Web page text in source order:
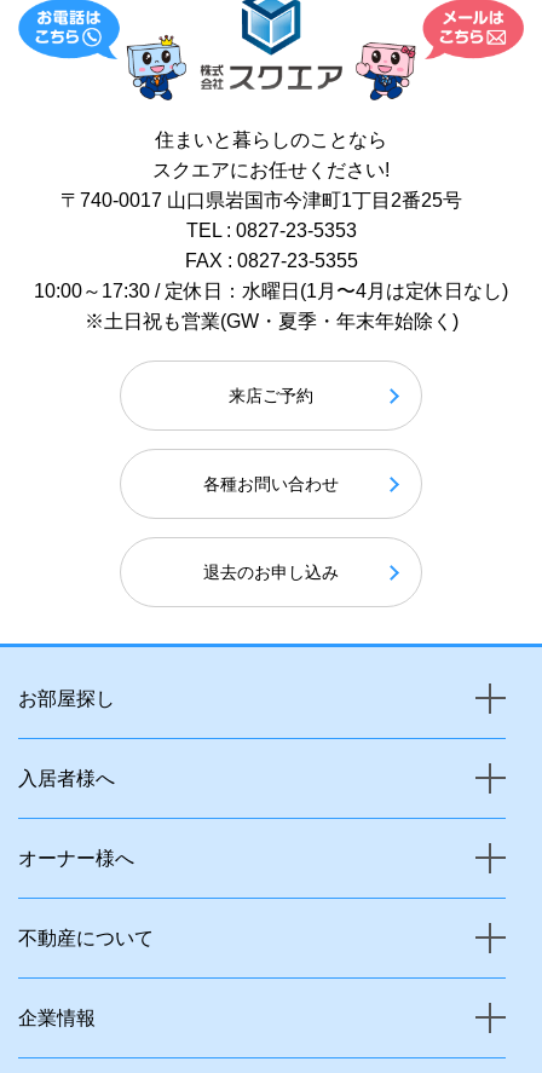
住まいと暮らしのことなら
スクエアにお任せください!
〒740-0017 山口県岩国市今津町1丁目2番25号
TEL : 0827-23-5353
FAX : 0827-23-5355
10:00～17:30 / 定休日：水曜日(1月〜4月は定休日なし)
※土日祝も営業(GW・夏季・年末年始除く)
来店ご予約
各種お問い合わせ
退去のお申し込み
お部屋探し
入居者様へ
オーナー様へ
不動産について
企業情報